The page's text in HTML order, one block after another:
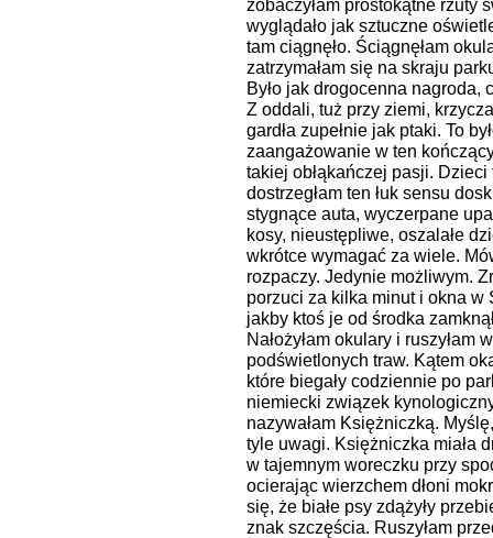
zobaczyłam prostokątne rzuty
wyglądało jak sztuczne
tam ciągnęło. Ściągnęłam
zatrzymałam się na skraju
Było jak drogocenna nagroda,
Z oddali, tuż przy ziemi,
gardła zupełnie jak ptaki. To
zaangażowanie w ten
takiej obłąkańczej pasji. Dzieci
dostrzegłam ten łuk sensu
stygnące auta, wyczerpane
kosy, nieustępliwe, oszalałe
wkrótce wymagać za wiele.
rozpaczy. Jedynie możliwym.
porzuci za kilka minut i okna w
jakby ktoś je od środka
Nałożyłam okulary i ruszyłam
podświetlonych traw. Kątem
które biegały codziennie po
niemiecki związek
nazywałam Księżniczką.
tyle uwagi. Księżniczka miała
w tajemnym woreczku przy
ocierając wierzchem dłoni
się, że białe psy zdążyły
znak szczęścia. Ruszyłam